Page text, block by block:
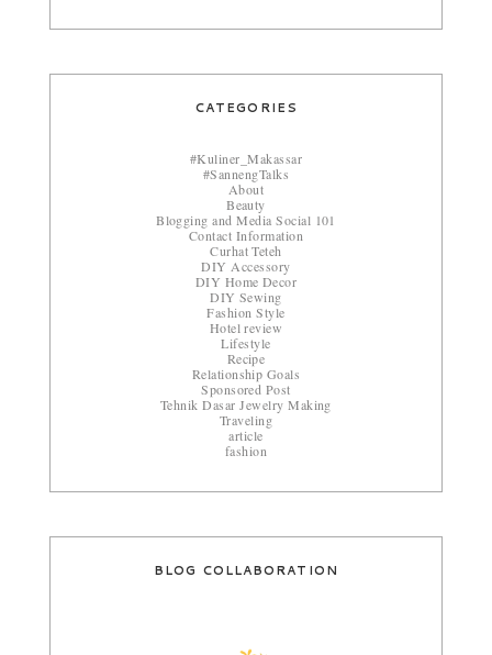
CATEGORIES
#Kuliner_Makassar
#SannengTalks
About
Beauty
Blogging and Media Social 101
Contact Information
Curhat Teteh
DIY Accessory
DIY Home Decor
DIY Sewing
Fashion Style
Hotel review
Lifestyle
Recipe
Relationship Goals
Sponsored Post
Tehnik Dasar Jewelry Making
Traveling
article
fashion
BLOG COLLABORATION